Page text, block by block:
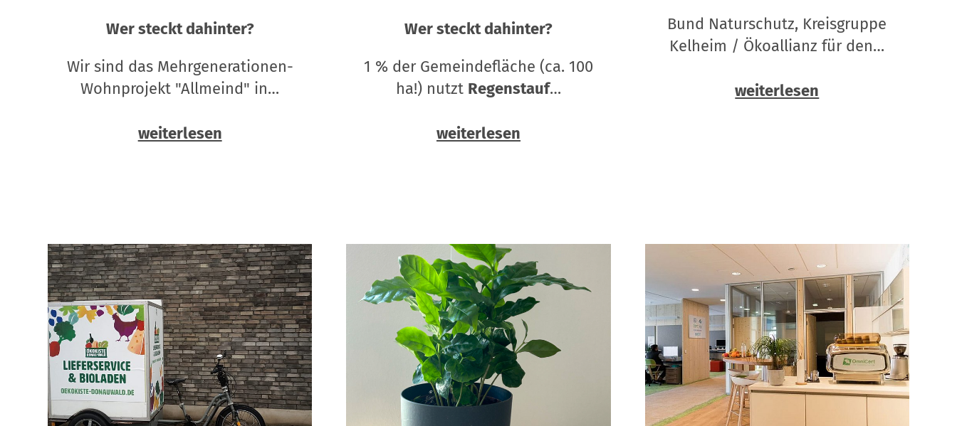
Wer steckt dahinter?
Wir sind das Mehrgenerationen-
Wohnprojekt "Allmeind" in…
weiterlesen
Wer steckt dahinter?
1 % der Gemeindefläche (ca. 100
ha!) nutzt Regenstauf…
weiterlesen
Bund Naturschutz, Kreisgruppe
Kelheim / Ökoallianz für den…
weiterlesen